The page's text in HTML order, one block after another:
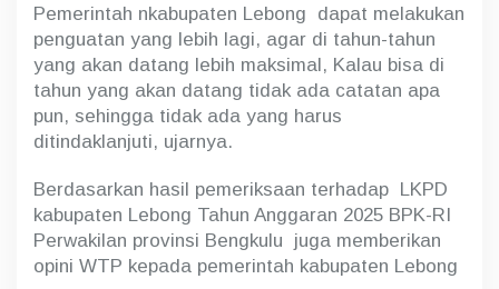
Pemerintah nkabupaten Lebong dapat melakukan
penguatan yang lebih lagi, agar di tahun-tahun
yang akan datang lebih maksimal, Kalau bisa di
tahun yang akan datang tidak ada catatan apa
pun, sehingga tidak ada yang harus
ditindaklanjuti, ujarnya.
Berdasarkan hasil pemeriksaan terhadap LKPD
kabupaten Lebong Tahun Anggaran 2025 BPK-RI
Perwakilan provinsi Bengkulu juga memberikan
opini WTP kepada pemerintah kabupaten Lebong